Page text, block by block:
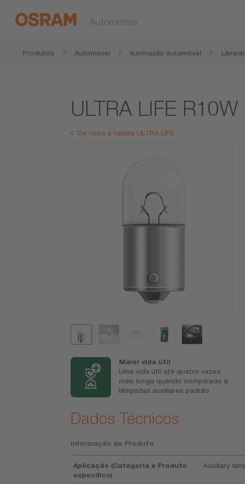
Automotiva
Produtos Automóvel Iluminação automóvel
ULTRA LIFE R10W
De volta à família ULTRA LIFE
Maior vida útil
Uma vida útil até quatro vezes
mais longa quando comparado à
lâmpadas auxiliares padrão
Dados Técnicos
Informação de Produto
Aplicação (Categoria e Produto
específico)
Auxiliary